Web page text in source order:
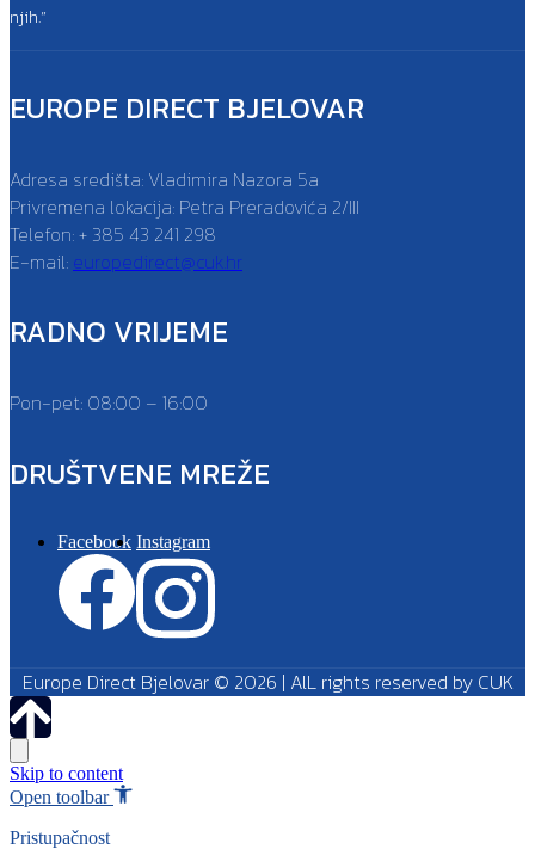
njih.”
EUROPE DIRECT BJELOVAR
Adresa središta: Vladimira Nazora 5a
Privremena lokacija: Petra Preradovića 2/III
Telefon: + 385 43 241 298
E-mail: europedirect@cuk.hr
RADNO VRIJEME
Pon-pet: 08:00 – 16:00
DRUŠTVENE MREŽE
Facebook Instagram
Europe Direct Bjelovar © 2026 | AlL rights reserved by CUK
Skip to content
Open toolbar
Pristupačnost